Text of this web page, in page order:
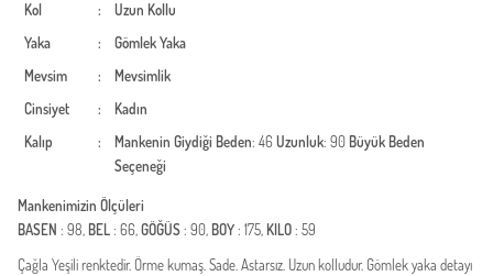
Kol
:
Uzun Kollu
Yaka
:
Gömlek Yaka
Mevsim
:
Mevsimlik
Cinsiyet
:
Kadın
Kalıp
: Mankenin Giydiği Beden: 46Uzunluk: 90 Büyük Beden
Seçeneği
Mankenimizin Ölçüleri
BASEN : 98, BEL: 66,GÖĞÜS: 90, BOY: 175, KILO: 59
Çağla Yeşili renktedir. Örme kumaş. Sade. Astarsız. Uzun kolludur. Gömlek yaka detayı